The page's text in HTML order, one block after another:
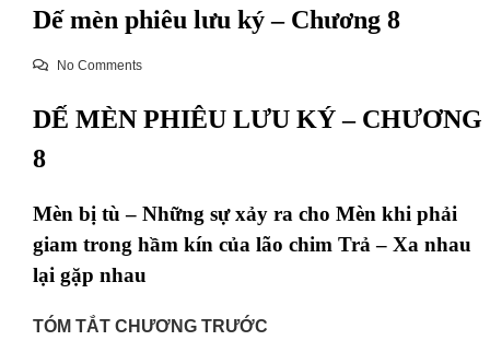
Dế mèn phiêu lưu ký – Chương 8
No Comments
DẾ MÈN PHIÊU LƯU KÝ – CHƯƠNG
8
Mèn bị tù – Những sự xảy ra cho Mèn khi phải
giam trong hầm kín của lão chim Trả – Xa nhau
lại gặp nhau
TÓM TẮT CHƯƠNG TRƯỚC